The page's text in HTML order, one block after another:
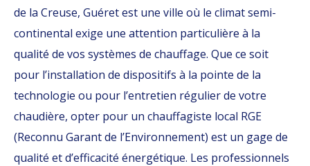
de la Creuse, Guéret est une ville où le climat semi-
continental exige une attention particulière à la
qualité de vos systèmes de chauffage. Que ce soit
pour l’installation de dispositifs à la pointe de la
technologie ou pour l’entretien régulier de votre
chaudière, opter pour un chauffagiste local RGE
(Reconnu Garant de l’Environnement) est un gage de
qualité et d’efficacité énergétique. Les professionnels